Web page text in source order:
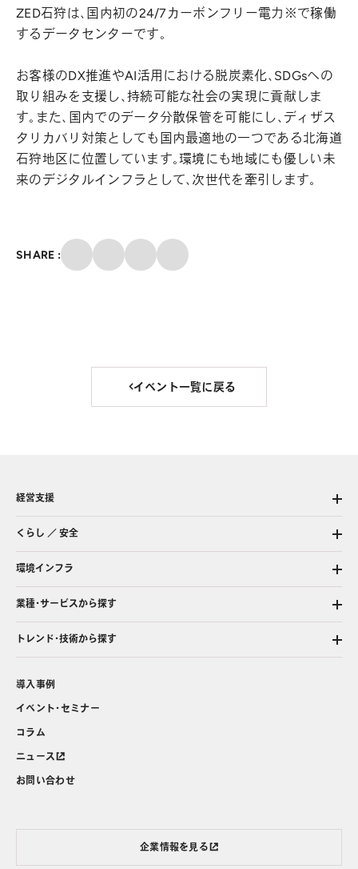
ZED石狩は、国内初の24/7カーボンフリー電力※で稼働
するデータセンターです。
お客様のDX推進やAI活用における脱炭素化、SDGsへの
取り組みを支援し、持続可能な社会の実現に貢献しま
す。また、国内でのデータ分散保管を可能にし、ディザス
タリカバリ対策としても国内最適地の一つである北海道
石狩地区に位置しています。環境にも地域にも優しい未
来のデジタルインフラとして、次世代を牽引します。
SHARE : Facebook
メール
イベント一覧に戻る
経営支援
くらし ／ 安全
環境インフラ
業種・サービスから探す
トレンド・技術から探す
導入事例
イベント・セミナー
コラム
ニュース
お問い合わせ
企業情報を見る